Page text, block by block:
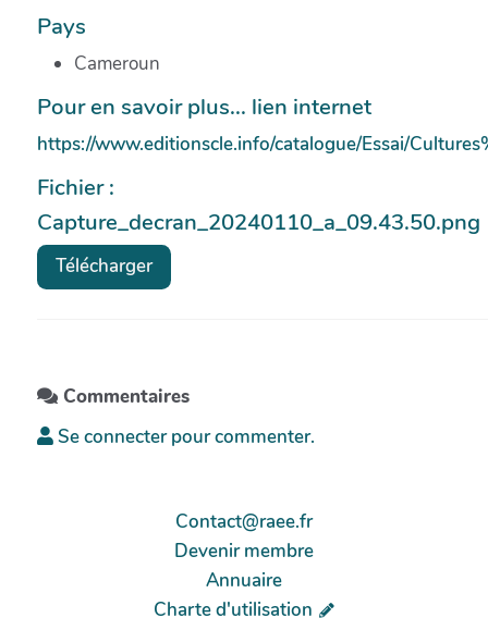
Pays
Cameroun
Pour en savoir plus... lien internet
https://www.editionscle.info/catalogue/Essai/
Fichier :
Capture_decran_20240110_a_09.43.50.png
Télécharger
Commentaires
Se connecter pour commenter.
Contact@raee.fr
Devenir membre
Annuaire
Charte d'utilisation